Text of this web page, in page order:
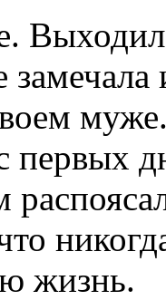
первых
жизнь.